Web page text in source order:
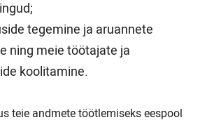
tegemine ja aruannete
ning meie töötajate ja
koolitamine.
teie andmete töötlemiseks eespool